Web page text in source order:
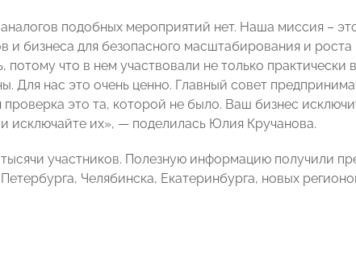
аналогов подобных мероприятий нет. Наша миссия –
и бизнеса для безопасного масштабирования и
что в нем участвовали не только практически
Для нас это очень ценно. Главный совет
проверка это та, которой не было. Ваш бизнес
исключайте их», — поделилась Юлия Кручанова.
участников. Полезную информацию получили
Челябинска, Екатеринбурга, новых